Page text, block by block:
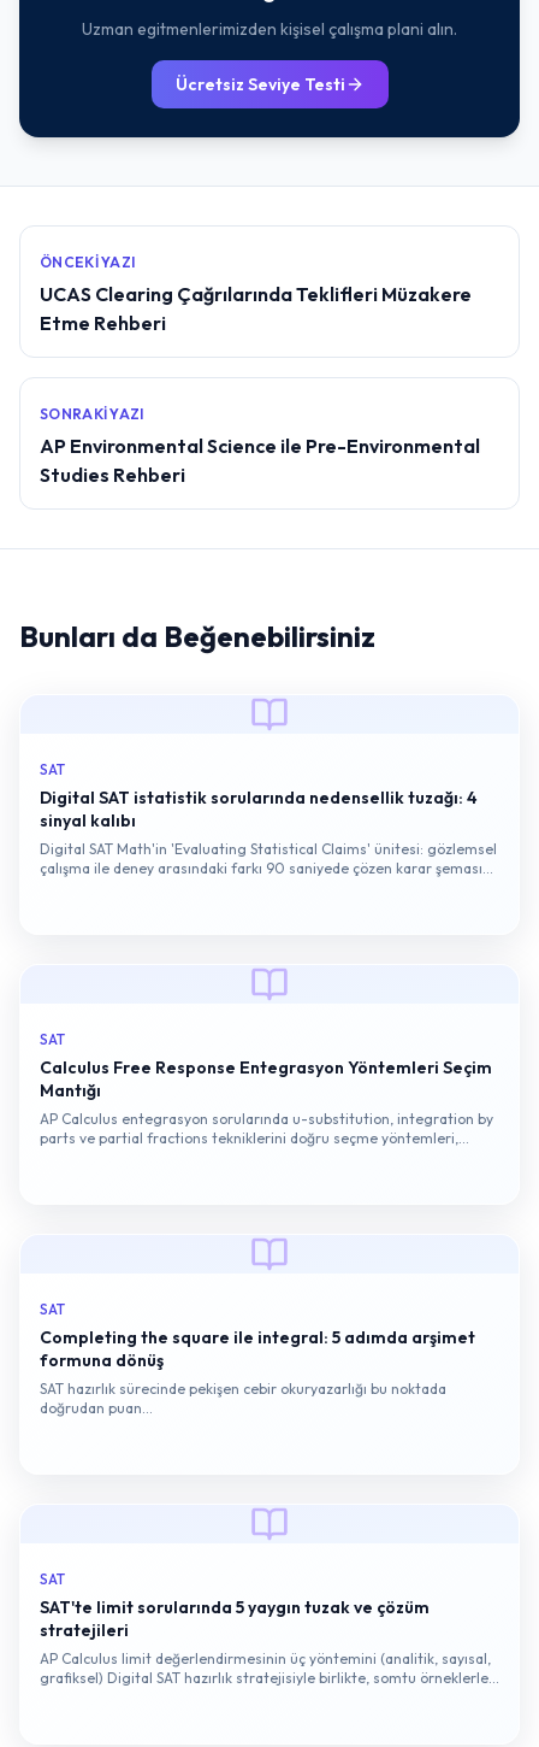
Uzman egitmenlerimizden kişisel çalışma plani alın.
Ücretsiz Seviye Testi
ÖNCEKI YAZI
UCAS Clearing Çağrılarında Teklifleri Müzakere
Etme Rehberi
SONRAKI YAZI
AP Environmental Science ile Pre-Environmental
Studies Rehberi
Bunları da Beğenebilirsiniz
SAT
Digital SAT istatistik sorularında nedensellik tuzağı: 4
sinyal kalıbı
Digital SAT Math'in 'Evaluating Statistical Claims' ünitesi: gözlemsel
çalışma ile deney arasındaki farkı 90 saniyede çözen karar şeması
SAT
Calculus Free Response Entegrasyon Yöntemleri Seçim
Mantığı
AP Calculus entegrasyon sorularında u-substitution, integration by
parts ve partial fractions tekniklerini doğru seçme yöntemleri,
SAT
Completing the square ile integral: 5 adımda arşimet
formuna dönüş
SAT hazırlık sürecinde pekişen cebir okuryazarlığı bu noktada
doğrudan puan…
SAT
SAT'te limit sorularında 5 yaygın tuzak ve çözüm
stratejileri
AP Calculus limit değerlendirmesinin üç yöntemini (analitik, sayısal,
grafiksel) Digital SAT hazırlık stratejisiyle birlikte, somtu örneklerle